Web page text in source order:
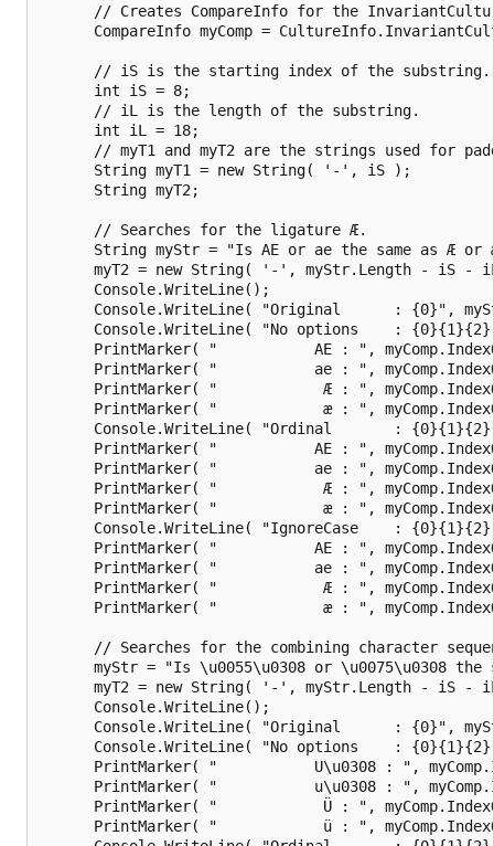
// Creates CompareInfo for the
CompareInfo myComp =
      // iS is the starting index of the substring.
      int iS = 8;
      // iL is the length of the substring.
      int iL = 18;
// myT1 and myT2 are the strings used for
      String myT1 = new String( '-', iS );
      String myT2;
      // Searches for the ligature Æ.
String myStr = "Is AE or ae the same as Æ or
myT2 = new String( '-', myStr.Length - iS -
      Console.WriteLine();
Console.WriteLine( "Original      : {0}",
Console.WriteLine( "No options    :
PrintMarker( "           AE : ",
PrintMarker( "           ae : ",
PrintMarker( "            Æ : ",
PrintMarker( "            æ : ",
Console.WriteLine( "Ordinal       :
PrintMarker( "           AE : ",
PrintMarker( "           ae : ",
PrintMarker( "            Æ : ",
PrintMarker( "            æ : ",
Console.WriteLine( "IgnoreCase    :
PrintMarker( "           AE : ",
PrintMarker( "           ae : ",
PrintMarker( "            Æ : ",
PrintMarker( "            æ : ",
// Searches for the combining character
myStr = "Is \u0055\u0308 or \u0075\u0308 the
myT2 = new String( '-', myStr.Length - iS -
      Console.WriteLine();
Console.WriteLine( "Original      : {0}",
Console.WriteLine( "No options    :
PrintMarker( "           U\u0308 : ",
PrintMarker( "           u\u0308 : ",
PrintMarker( "            Ü : ",
PrintMarker( "            ü : ",